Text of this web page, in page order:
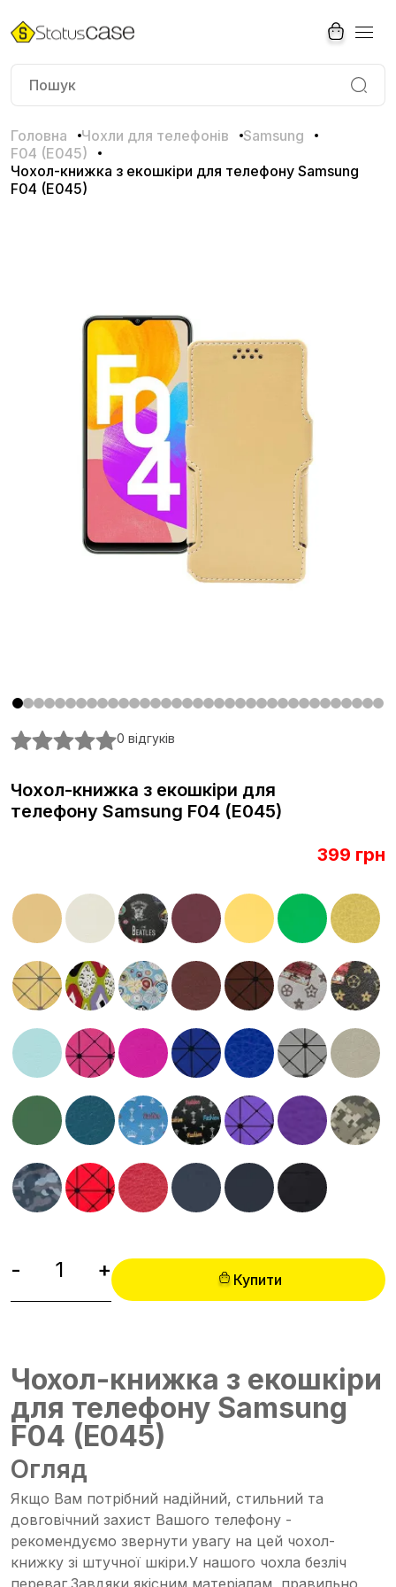
Головна Чохли для телефонів
Samsung
F04 (E045)
Чохол-книжка з екошкіри для телефону Samsung
F04 (E045)
0 відгуків
Чохол-книжка з екошкіри для
телефону Samsung F04 (E045)
399 грн
- + Купити
Чохол-книжка з екошкіри
для телефону Samsung
F04 (E045)
Огляд
Якщо Вам потрібний надійний, стильний та
довговічний захист Вашого телефону -
рекомендуємо звернути увагу на цей чохол-
книжку зі штучної шкіри.У нашого чохла безліч